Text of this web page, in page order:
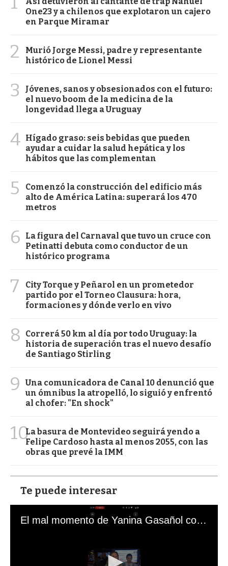
One23 y a chilenos que explotaron un cajero
en Parque Miramar
2
Murió Jorge Messi, padre y representante
histórico de Lionel Messi
3
Jóvenes, sanos y obsesionados con el futuro:
el nuevo boom de la medicina de la
longevidad llega a Uruguay
4 Hígado graso: seis bebidas que pueden
ayudar a cuidar la salud hepática y los
hábitos que las complementan
5
Comenzó la construcción del edificio más
alto de América Latina: superará los 470
metros
6
La figura del Carnaval que tuvo un cruce con
Petinatti debuta como conductor de un
histórico programa
7
City Torque y Peñarol en un prometedor
partido por el Torneo Clausura: hora,
formaciones y dónde verlo en vivo
8
Correrá 50 km al día por todo Uruguay: la
historia de superación tras el nuevo desafío
de Santiago Stirling
9
Una comunicadora de Canal 10 denunció que
un ómnibus la atropelló, lo siguió y enfrentó
al chofer: "En shock"
10La basura de Montevideo seguirá yendo a
Felipe Cardoso hasta al menos 2055, con las
obras que prevé la IMM
Te puede interesar
El mal momento de Yanina Gasañol con un hincha argentino en "Subrayado"